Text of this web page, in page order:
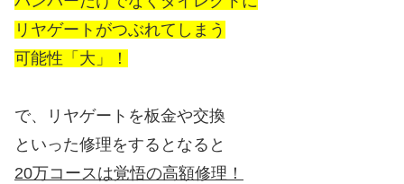
リヤゲートがつぶれてしまう
可能性「大」！
で、リヤゲートを板金や交換
といった修理をするとなると
20万コースは覚悟の高額修理！